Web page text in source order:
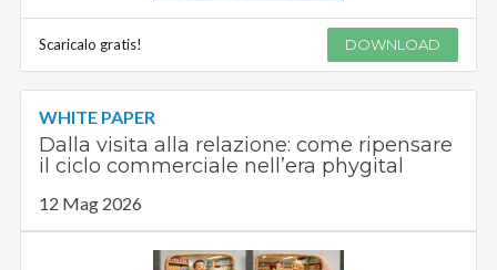
Scaricalo gratis! DOWNLOAD
WHITE PAPER
Dalla visita alla relazione: come ripensare
il ciclo commerciale nell’era phygital
12 Mag 2026